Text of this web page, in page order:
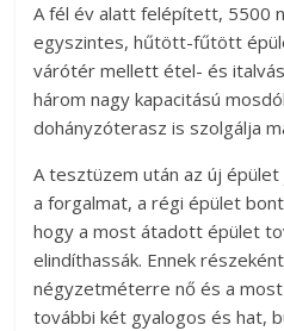
A fél év alatt felépített, 5500
egyszintes, hűtött-fűtött
várótér mellett étel- és
három nagy kapacitású
dohányzóterasz is szolgálja
A tesztüzem után az új
a forgalmat, a régi épület
hogy a most átadott épület
elindíthassák. Ennek
négyzetméterre nő és a
további két gyalogos és hat,